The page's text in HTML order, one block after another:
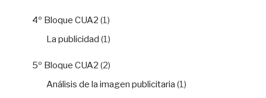
4º Bloque CUA2 (1)
La publicidad (1)
5º Bloque CUA2 (2)
Análisis de la imagen publicitaria (1)